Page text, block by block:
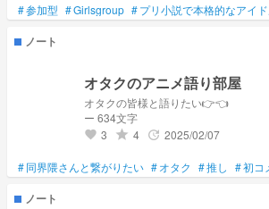
#参加型 #Girlsgroup #プリ小説で本格的なアイド
ノート
オタクのアニメ語り部屋
オタクの皆様と語りたい👉️👈️
ー 634文字
favorite 3 grade 4 update 2025/02/07
#同界隈さんと繋がりたい #オタク #推し #初コ
ノート